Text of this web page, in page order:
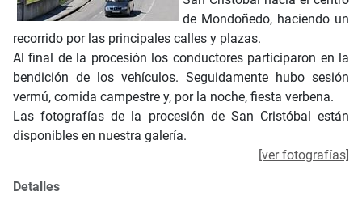
de Mondoñedo, haciendo un
recorrido por las principales calles y plazas.
Al final de la procesión los conductores participaron en la
bendición de los vehículos. Seguidamente hubo sesión
vermú, comida campestre y, por la noche, fiesta verbena.
Las fotografías de la procesión de San Cristóbal están
disponibles en nuestra galería.
[ver fotografías]
Detalles